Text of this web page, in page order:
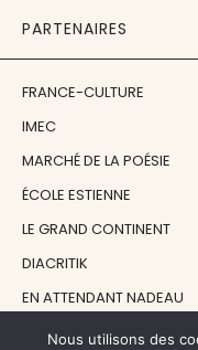
PARTENAIRES
FRANCE-CULTURE
IMEC
MARCHÉ DE LA POÉSIE
ÉCOLE ESTIENNE
LE GRAND CONTINENT
DIACRITIK
EN ATTENDANT NADEAU
Nous utilisons des